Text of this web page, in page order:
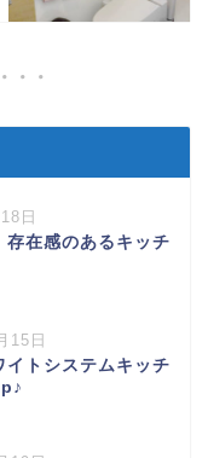
日
在感のあるキッチ
15日
トシステムキッチ